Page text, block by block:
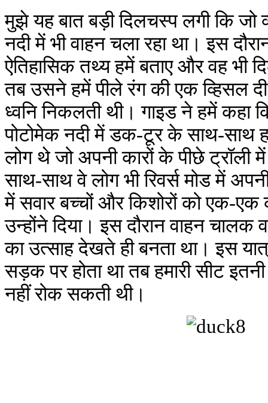
मुझे यह बात बड़ी दिलचस्प लगी कि जो
नदी में भी वाहन चला रहा था। इस
ऐतिहासिक तथ्य हमें बताए और वह भी
तब उसने हमें पीले रंग की एक व्हिसल
ध्वनि निकलती थी। गाइड ने हमें कहा
पोटोमेक नदी में डक-टूर के साथ-साथ
लोग थे जो अपनी कारों के पीछे ट्रॉली
साथ-साथ वे लोग भी रिवर्स मोड में
में सवार बच्चों और किशोरों को एक-
उन्होंने दिया। इस दौरान वाहन चालक
का उत्साह देखते ही बनता था। इस
सड़क पर होता था तब हमारी सीट
नहीं रोक सकती थी।